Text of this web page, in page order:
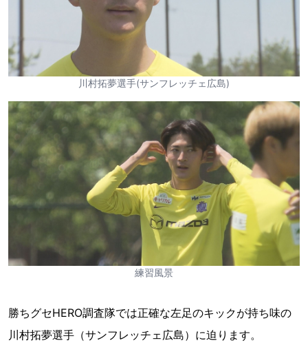
川村拓夢選手(サンフレッチェ広島)
練習風景
勝ちグセHERO調査隊では正確な左足のキックが持ち味の
川村拓夢選手（サンフレッチェ広島）に迫ります。